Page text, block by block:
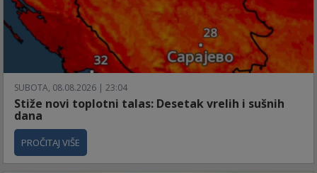
SUBOTA, 08.08.2026 | 23:04
Stiže novi toplotni talas: Desetak vrelih i sušnih
dana
PROČITAJ VIŠE